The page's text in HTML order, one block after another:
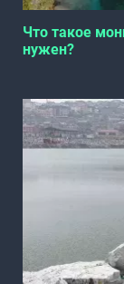
Что такое
нужен?